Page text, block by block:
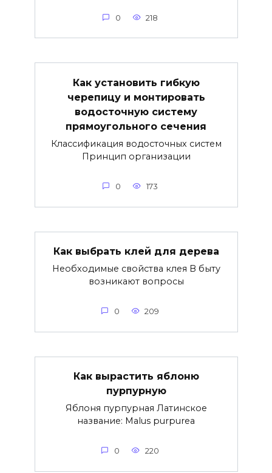
0 218
Как установить гибкую
черепицу и монтировать
водосточную систему
прямоугольного сечения
Классификация водосточных систем
Принцип организации
0 173
Как выбрать клей для дерева
Необходимые свойства клея В быту
возникают вопросы
0 209
Как вырастить яблоню
пурпурную
Яблоня пурпурная Латинское
название: Malus purpurea
0 220